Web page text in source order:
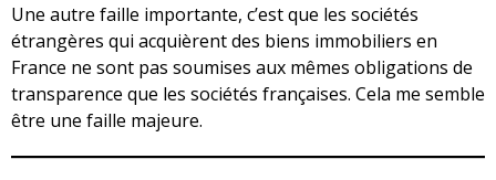
Une autre faille importante, c’est que les sociétés
étrangères qui acquièrent des biens immobiliers en
France ne sont pas soumises aux mêmes obligations de
transparence que les sociétés françaises. Cela me semble
être une faille majeure.